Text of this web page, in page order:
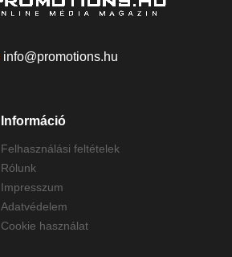
info@promotions.hu
Információ
Felhasználási feltételek
Rólunk
Impresszum
Adatvédelem
Cookie használat